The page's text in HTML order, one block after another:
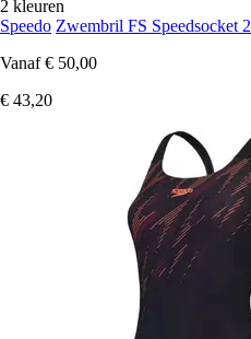
2 kleuren
Speedo Zwembril FS Speedsocket 2
Vanaf € 50,00
€ 43,20